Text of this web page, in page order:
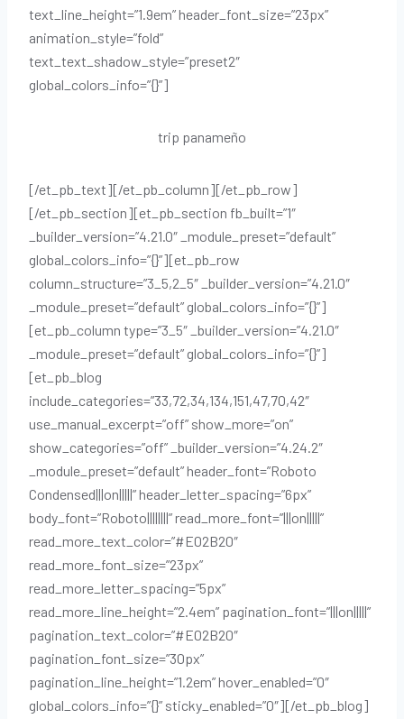
text_line_height=”1.9em” header_font_size=”23px”
animation_style=”fold”
text_text_shadow_style=”preset2″
global_colors_info=”{}”]
trip panameño
[/et_pb_text][/et_pb_column][/et_pb_row]
[/et_pb_section][et_pb_section fb_built=”1″
_builder_version=”4.21.0″ _module_preset=”default”
global_colors_info=”{}”][et_pb_row
column_structure=”3_5,2_5″ _builder_version=”4.21.0″
_module_preset=”default” global_colors_info=”{}”]
[et_pb_column type=”3_5″ _builder_version=”4.21.0″
_module_preset=”default” global_colors_info=”{}”]
[et_pb_blog
include_categories=”33,72,34,134,151,47,70,42″
use_manual_excerpt=”off” show_more=”on”
show_categories=”off” _builder_version=”4.24.2″
_module_preset=”default” header_font=”Roboto
Condensed|||on|||||” header_letter_spacing=”6px”
body_font=”Roboto||||||||” read_more_font=”|||on|||||”
read_more_text_color=”#E02B20″
read_more_font_size=”23px”
read_more_letter_spacing=”5px”
read_more_line_height=”2.4em” pagination_font=”|||on|||||”
pagination_text_color=”#E02B20″
pagination_font_size=”30px”
pagination_line_height=”1.2em” hover_enabled=”0″
global_colors_info=”{}” sticky_enabled=”0″][/et_pb_blog]